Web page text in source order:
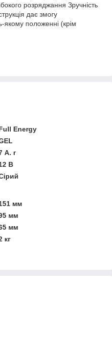
розряджання Зручність
дає змогу
якому положенні (крім
Energy
А. г
В
мм
мм
мм
кг